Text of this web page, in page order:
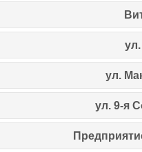
ул.
ул. 9-я